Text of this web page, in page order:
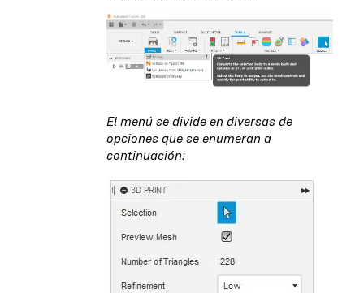
El menú se divide en diversas de
opciones que se enumeran a
continuación: